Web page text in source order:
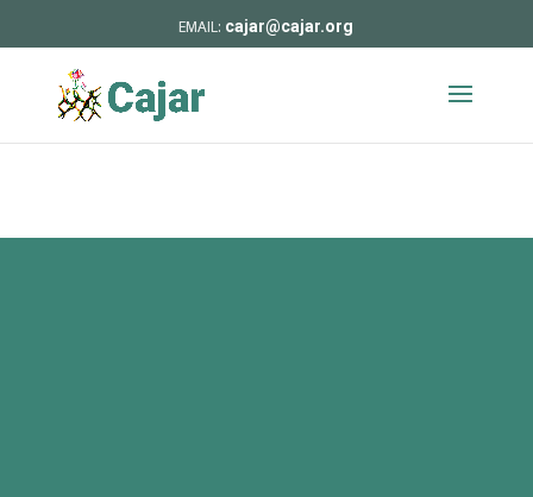
cajar@cajar.org